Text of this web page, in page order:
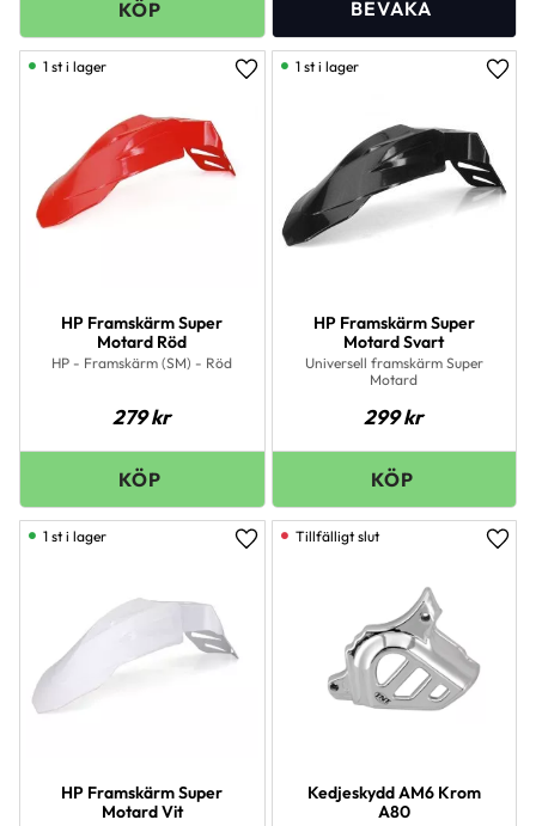
HP Framskärm Super
Motard Röd
HP - Framskärm (SM) - Röd
279kr
Lägg till i favoriter
1 st i lager
HP Framskärm Super
Motard Svart
Universell framskärm Super
Motard
299kr
1 st i lager
HP Framskärm Super
Motard Vit
Lägg till i favoriter
1 st i lager
Kedjeskydd AM6 Krom
A80